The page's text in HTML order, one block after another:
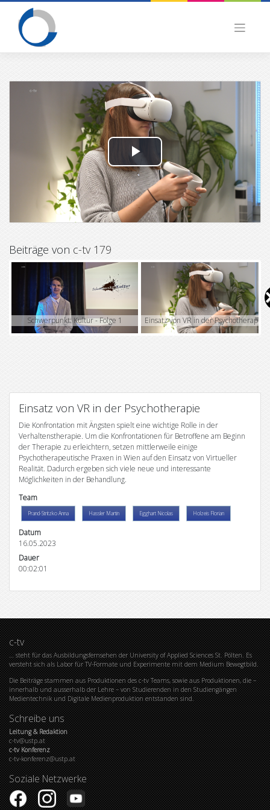
Skip
content
P
l
a
V
d
Beiträge von c-tv 179
Schwerpunkt: Kultur - Folge 1 Einsatz von VR in der Psychotherapie
Einsatz von VR in der Psychotherapie
Die Konfrontation mit Ängsten spielt eine wichtige Rolle in der
Verhaltenstherapie. Um die Konfrontationen für Betroffene am Beginn
der Therapie zu erleichtern, setzen mittlerweile einige
Psychotherapeutische Praxen in Wien auf den Einsatz von Virtueller
Realität. Dadurch ergeben sich viele neue und interessante
Möglichkeiten in der Behandlung.
Team
Prand-Stritzko Anna Hassler Martin Egghart Nicolas Holzeis Florian
Datum
16.05.2023
Dauer
00:02:01
c-tv
… steht für das Ausbildungsfernsehen der University of Applied Sciences St. Pölten. Es
versteht sich als Labor für TV-Formate und Experimente mit dem Medium Bewegtbild.
Die Beiträge stammen aus Produktionen des c-tv Teams, sowie aus Produktionen, die –
innerhalb und ausserhalb der Lehre – von Studierenden in den Studiengängen
Medientechnik und Digitale Medienproduktion entstanden sind.
Schreibe uns
Leitung & Redaktion
c-tv@ustp.at
c-tv Konferenz
c-tv-konferenz@ustp.at
Soziale Netzwerke